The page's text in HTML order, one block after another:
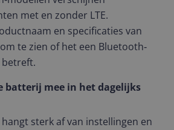
met en zonder LTE.
en specificaties van
te zien of het een Bluetooth‑
betreft.
batterij mee in het dagelijks
sterk af van instellingen en